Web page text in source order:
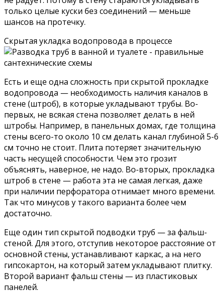
только целые куски без соединений — меньше
шансов на протечку.
Скрытая укладка водопровода в процессе
Есть и еще одна сложность при скрытой прокладке
водопровода — необходимость наличия каналов в
стене (штроб), в которые укладывают трубы. Во-
первых, не всякая стена позволяет делать в ней
штробы. Например, в панельных домах, где толщина
стены всего-то около 10 см делать канал глубиной 5-6
см точно не стоит. Плита потеряет значительную
часть несущей способности. Чем это грозит
объяснять, наверное, не надо. Во-вторых, прокладка
штроб в стене — работа эта не самая легкая, даже
при наличии перфоратора отнимает много времени.
Так что минусов у такого варианта более чем
достаточно.
Еще один тип скрытой подводки труб — за фальш-
стеной. Для этого, отступив некоторое расстояние от
основной стены, устанавливают каркас, а на него
гипсокартон, на который затем укладывают плитку.
Второй вариант фальш стены — из пластиковых
панелей.